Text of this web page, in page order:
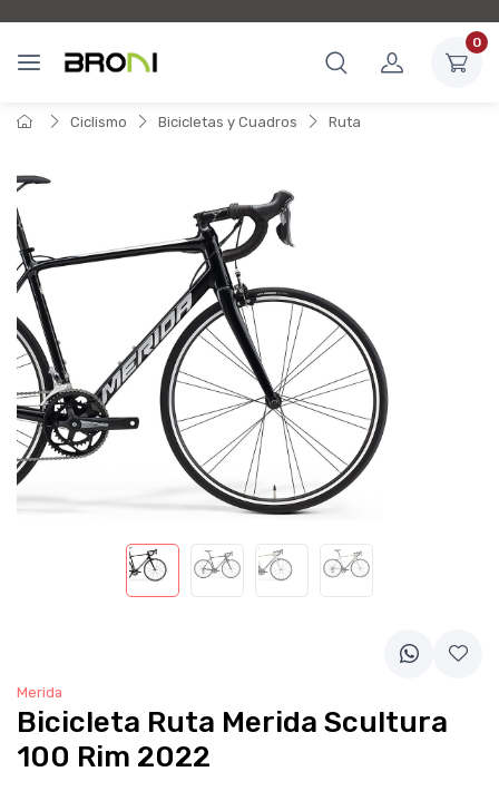
0
Ciclismo Bicicletas y Cuadros Ruta
Merida
Bicicleta Ruta Merida Scultura
100 Rim 2022